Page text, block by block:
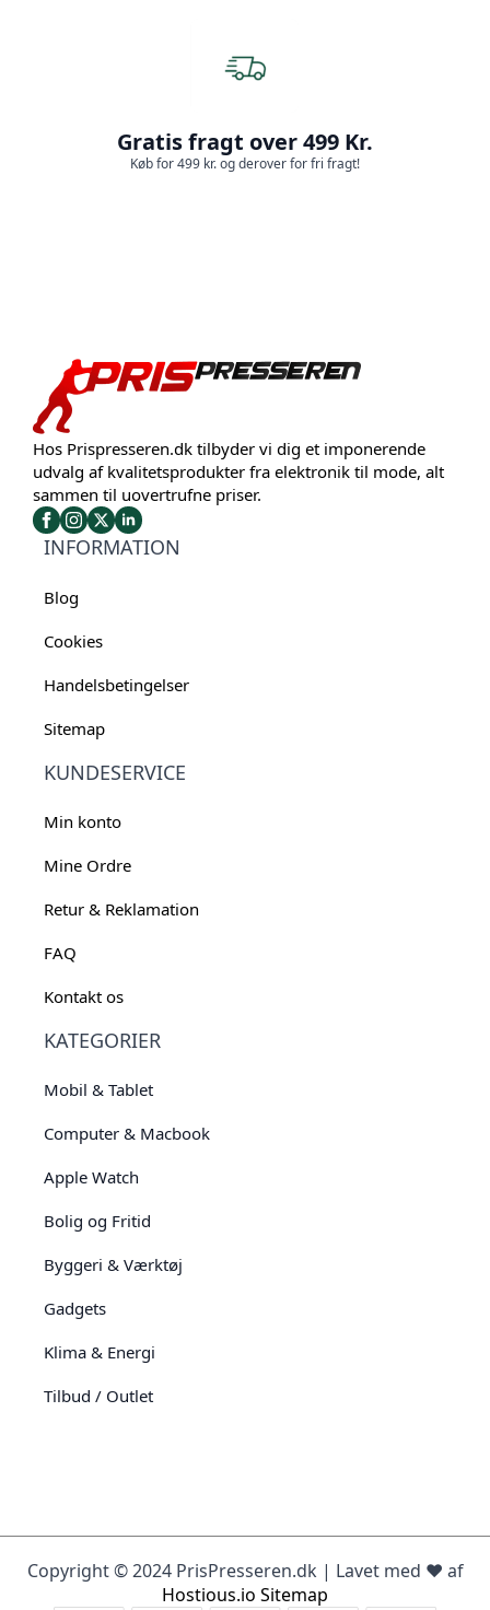
Gratis fragt over 499 Kr.
Køb for 499 kr. og derover for fri fragt!
Hos Prispresseren.dk tilbyder vi dig et imponerende
udvalg af kvalitetsprodukter fra elektronik til mode, alt
sammen til uovertrufne priser.
INFORMATION
Blog
Cookies
Handelsbetingelser
Sitemap
KUNDESERVICE
Min konto
Mine Ordre
Retur & Reklamation
FAQ
Kontakt os
KATEGORIER
Mobil & Tablet
Computer & Macbook
Apple Watch
Bolig og Fritid
Byggeri & Værktøj
Gadgets
Klima & Energi
Tilbud / Outlet
Copyright © 2024 PrisPresseren.dk | Lavet med ♥️ af
Hostious.io Sitemap